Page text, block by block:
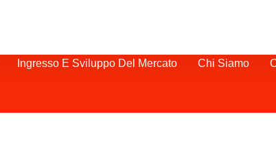
Ingresso E Sviluppo Del Mercato Chi Siamo